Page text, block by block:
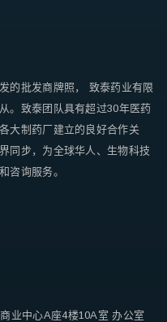
的批发商牌照， 致泰药业有限
。致泰团队具有超过30年医药
大制药厂建立的良好合作关
同步，为全球华人、生物科技
咨询服务。
业中心A座4楼10A室 办公室